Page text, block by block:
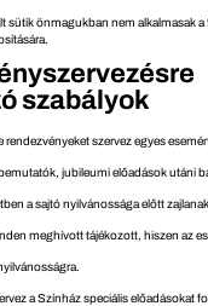
sütik önmagukban nem alkalmasak a
szabályok
rendezvényeket szervez egyes
jubileumi előadások utáni
a sajtó nyilvánossága előtt
meghívott tájékozott, hiszen az
a Színház speciális előadásokat